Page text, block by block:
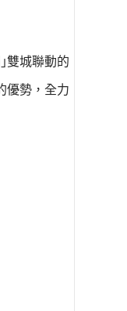
雙城聯動的
優勢，全力